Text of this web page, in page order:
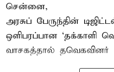
சென்னை,
அரசுப் பேருந்தின்
ஒளிபரப்பான ‘தக்காளி
வாசகத்தால் தவெகவினர்